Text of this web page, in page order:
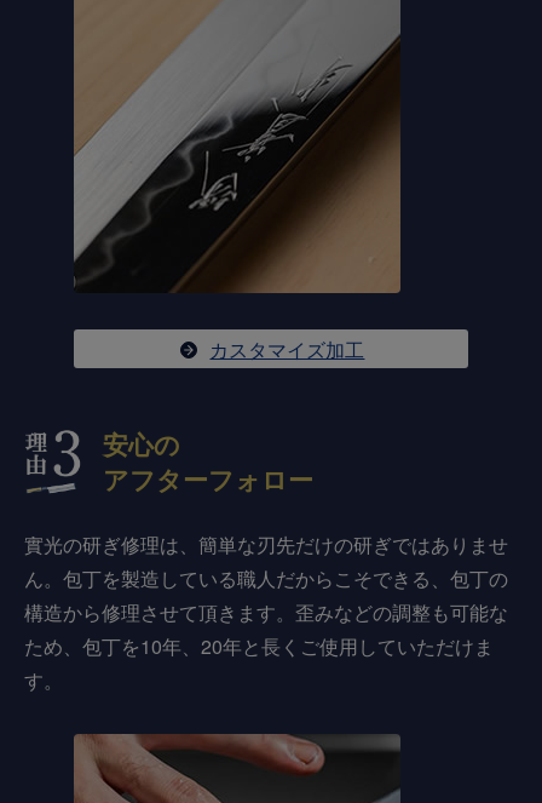
カスタマイズ加工
安心の
アフターフォロー
實光の研ぎ修理は、簡単な刃先だけの研ぎではありませ
ん。包丁を製造している職人だからこそできる、包丁の
構造から修理させて頂きます。歪みなどの調整も可能な
ため、包丁を10年、20年と長くご使用していただけま
す。